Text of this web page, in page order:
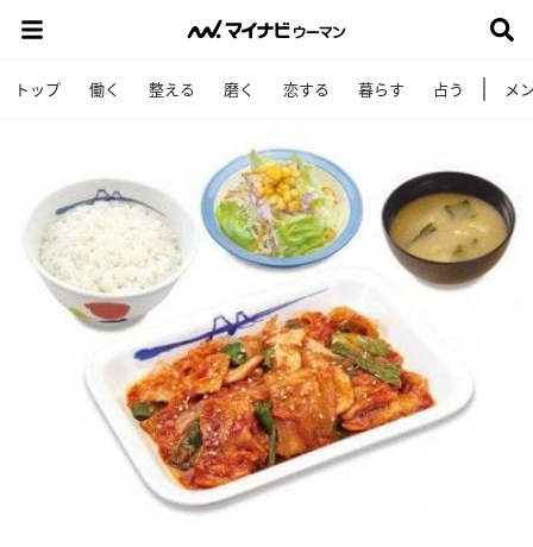
トップ 働く 整える 磨く 恋する 暮らす 占う メ